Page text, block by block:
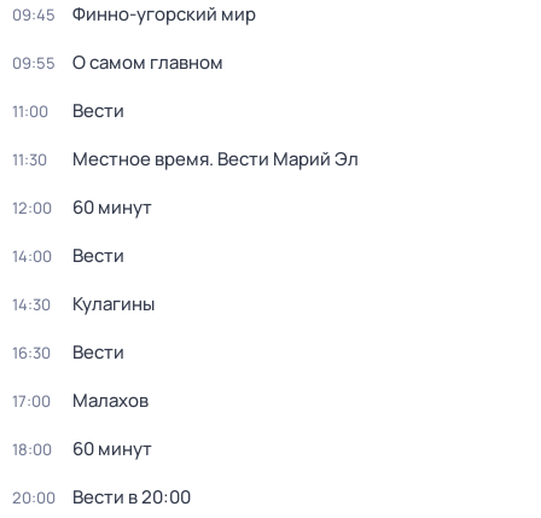
09:45 Финно-угорский мир
09:55 О самом главном
11:00 Вести
11:30 Местное время. Вести Марий Эл
12:00 60 минут
14:00 Вести
14:30 Кулагины
16:30 Вести
17:00 Малахов
18:00 60 минут
20:00 Вести в 20:00